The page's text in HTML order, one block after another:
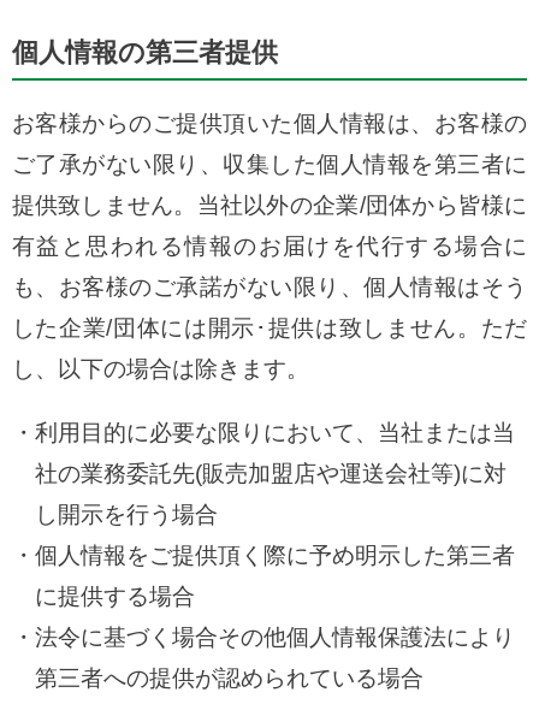
個人情報の第三者提供
お客様からのご提供頂いた個人情報は、お客様の
ご了承がない限り、収集した個人情報を第三者に
提供致しません。当社以外の企業/団体から皆様に
有益と思われる情報のお届けを代行する場合に
も、お客様のご承諾がない限り、個人情報はそう
した企業/団体には開示･提供は致しません。ただ
し、以下の場合は除きます。
利用目的に必要な限りにおいて、当社または当
社の業務委託先(販売加盟店や運送会社等)に対
し開示を行う場合
個人情報をご提供頂く際に予め明示した第三者
に提供する場合
法令に基づく場合その他個人情報保護法により
第三者への提供が認められている場合